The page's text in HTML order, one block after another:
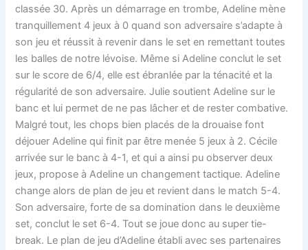
classée 30. Après un démarrage en trombe, Adeline mène
tranquillement 4 jeux à 0 quand son adversaire s’adapte à
son jeu et réussit à revenir dans le set en remettant toutes
les balles de notre lévoise. Même si Adeline conclut le set
sur le score de 6/4, elle est ébranlée par la ténacité et la
régularité de son adversaire. Julie soutient Adeline sur le
banc et lui permet de ne pas lâcher et de rester combative.
Malgré tout, les chops bien placés de la drouaise font
déjouer Adeline qui finit par être menée 5 jeux à 2. Cécile
arrivée sur le banc à 4-1, et qui a ainsi pu observer deux
jeux, propose à Adeline un changement tactique. Adeline
change alors de plan de jeu et revient dans le match 5-4.
Son adversaire, forte de sa domination dans le deuxième
set, conclut le set 6-4. Tout se joue donc au super tie-
break. Le plan de jeu d’Adeline établi avec ses partenaires